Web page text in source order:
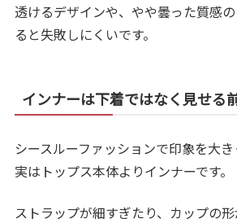
透けるデザインや、やや曇った質感
ると失敗しにくいです。
インナーは下着ではなく見せる
シースルーファッションで印象を大き
実はトップス本体よりインナーです。
ストラップが細すぎたり、カップの